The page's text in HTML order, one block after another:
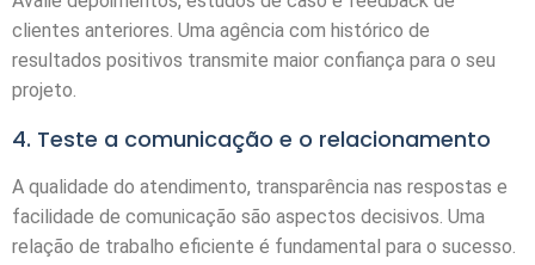
clientes anteriores. Uma agência com histórico de
resultados positivos transmite maior confiança para o seu
projeto.
4. Teste a comunicação e o relacionamento
A qualidade do atendimento, transparência nas respostas e
facilidade de comunicação são aspectos decisivos. Uma
relação de trabalho eficiente é fundamental para o sucesso.